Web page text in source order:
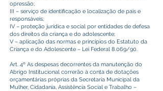
opressão;
III – serviço de identificação e localização de pais e
responsáveis;
IV – proteção jurídica e social por entidades de defesa
dos direitos da criança e do adolescente;
V – aplicação das normas e princípios do Estatuto da
Criança e do Adolescente – Lei Federal 8.069/90.
Art. 4º As despesas decorrentes da manutenção do
Abrigo Institucional correrão à conta de dotações
orçamentárias próprias da Secretaria Municipal da
Mulher, Cidadania, Assistência Social e Trabalho –